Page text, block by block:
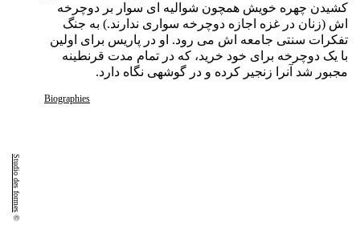
کشیدن چهره خویش همچون شوالیه ای سوار بر دوچرخه
اش (زنان در غزه اجازه دوچرخه سواری ندارند.
) به جنگ
تفکرات سنتی جامعه اش می رود. او در پاریس برای اولین
با یک دوچرخه برای خود خرید، که در تمام مدت قرنطینه
مجبور شد آنرا زنجیر کرده و در گوشهی نگاه دارد.
Biographies
©
Studio des formes